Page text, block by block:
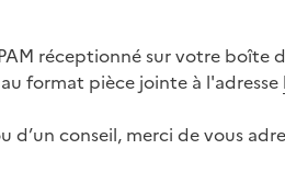
réceptionné sur votre boîte
format pièce jointe à l'adresse
d’un conseil, merci de vous